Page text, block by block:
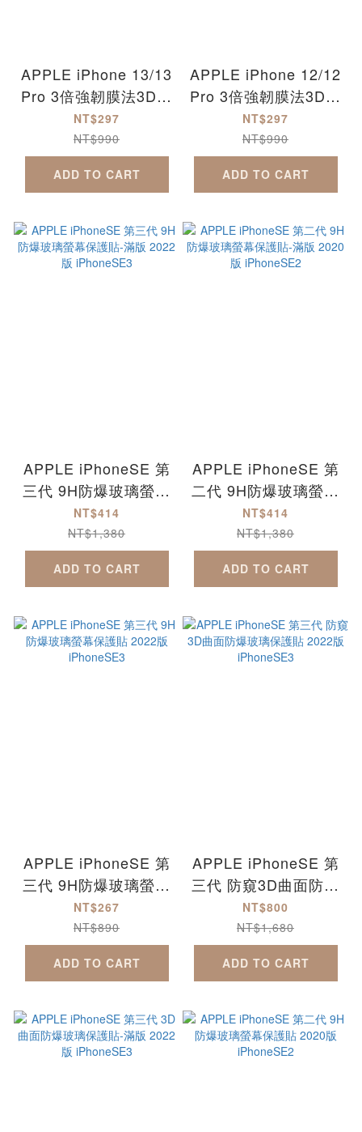
APPLE iPhone 13/13
Pro 3倍強韌膜法3D防
爆玻璃保護貼-滿版
iPhone13
iPhone13Mini
iPhone13Pro
NT$297
NT$990
ADD TO CART
APPLE iPhone 12/12
Pro 3倍強韌膜法3D防
爆玻璃保護貼-滿版
iPhone12
iPhone12Mini
iPhone12Pro
NT$297
NT$990
ADD TO CART
APPLE iPhoneSE 第
三代 9H防爆玻璃螢幕
保護貼-滿版 2022版
iPhoneSE3
NT$414
NT$1,380
ADD TO CART
APPLE iPhoneSE 第
二代 9H防爆玻璃螢幕
保護貼-滿版 2020版
iPhoneSE2
NT$414
NT$1,380
ADD TO CART
APPLE iPhoneSE 第
三代 9H防爆玻璃螢幕
保護貼 2022版
iPhoneSE3
NT$267
NT$890
ADD TO CART
APPLE iPhoneSE 第
三代 防窺3D曲面防爆
玻璃保護貼 2022版
iPhoneSE3
NT$800
NT$1,680
ADD TO CART